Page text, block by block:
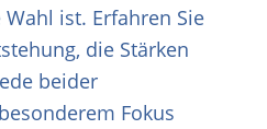
ist. Erfahren Sie
die Stärken
beider
Fokus